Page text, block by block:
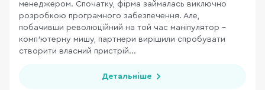
менеджером. Спочатку, фірма займалась виключно
розробкою програмного забезпечення. Але,
побачивши революційний на той час маніпулятор –
комп’ютерну мишу, партнери вирішили спробувати
створити власний пристрій...
Детальніше